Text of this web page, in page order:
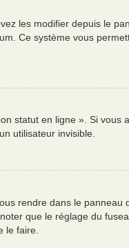
les modifier depuis le
Ce système vous
statut en ligne ». Si vous
utilisateur invisible.
rendre dans le panneau
que le réglage du
le faire.